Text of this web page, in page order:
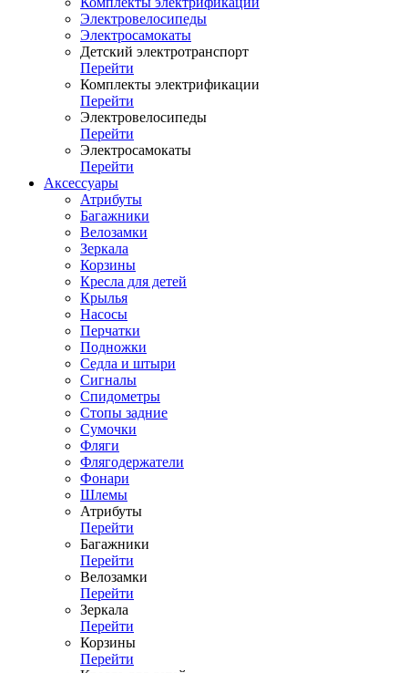
Электровелосипеды
Электросамокаты
Детский электротранспорт
Перейти
Комплекты электрификации
Перейти
Электровелосипеды
Перейти
Электросамокаты
Перейти
Аксессуары
Атрибуты
Багажники
Велозамки
Зеркала
Корзины
Кресла для детей
Крылья
Насосы
Перчатки
Подножки
Седла и штыри
Сигналы
Спидометры
Стопы задние
Сумочки
Фляги
Флягодержатели
Фонари
Шлемы
Атрибуты
Перейти
Багажники
Перейти
Велозамки
Перейти
Зеркала
Перейти
Корзины
Перейти